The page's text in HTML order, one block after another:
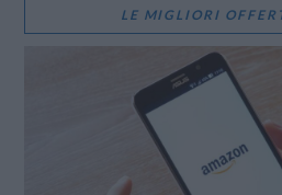
LE MIGLIORI